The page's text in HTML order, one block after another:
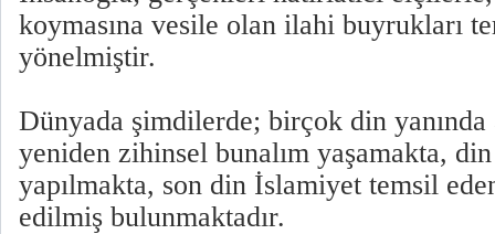
koymasına vesile olan ilahi buyrukları
yönelmiştir.
Dünyada şimdilerde; birçok din
yeniden zihinsel bunalım yaşamakta,
yapılmakta, son din İslamiyet temsil
edilmiş bulunmaktadır.